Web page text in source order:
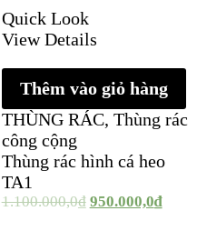
Quick Look
View Details
Thêm vào giỏ hàng
THÙNG RÁC, Thùng rác
công cộng
Thùng rác hình cá heo
TA1
1.100.000,0₫ 950.000,0₫